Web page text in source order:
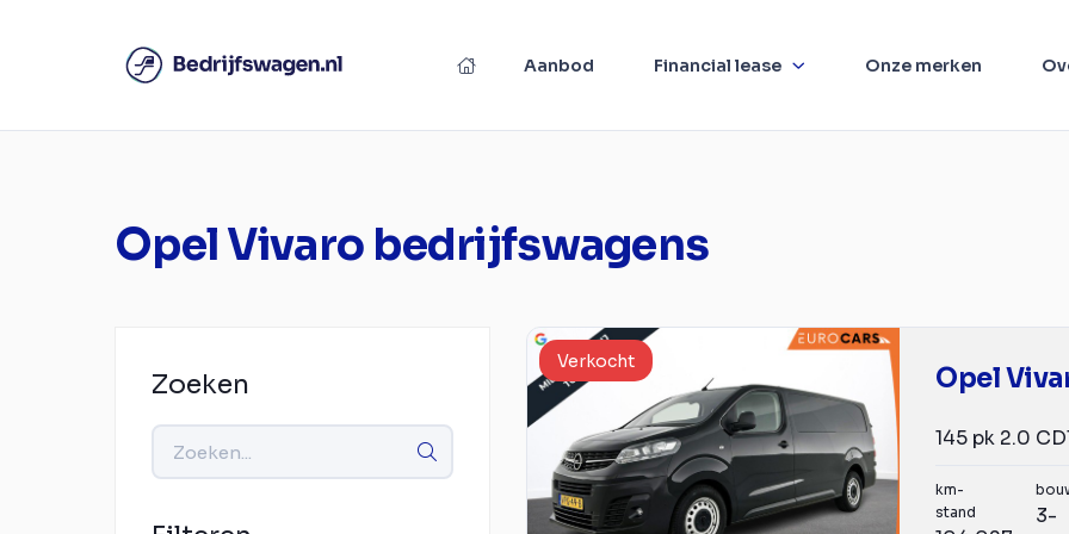
Aanbod Financial lease Onze merken
Opel Vivaro bedrijfswagens
Zoeken
Verkocht
Opel
km-
stand
3-